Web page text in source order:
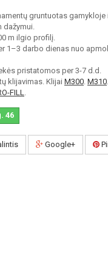
gruntuotas gamykloje
dažymui.
m ilgio profilį.
1–3 darbo dienas nuo
pristatomos per 3-7 d.d.
klijavimas. Klijai M300. M310.
FILL.
46
Google+